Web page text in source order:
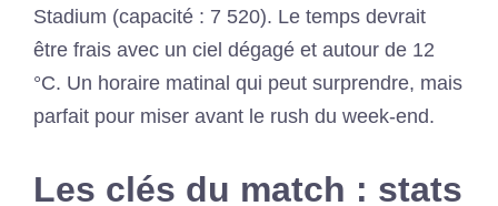
Stadium (capacité : 7 520). Le temps devrait
être frais avec un ciel dégagé et autour de 12
°C. Un horaire matinal qui peut surprendre, mais
parfait pour miser avant le rush du week-end.
Les clés du match : stats